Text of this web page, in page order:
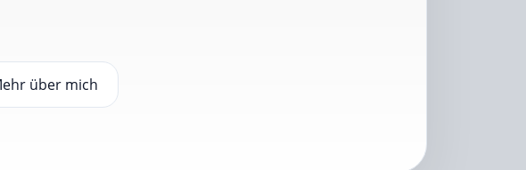
über mich